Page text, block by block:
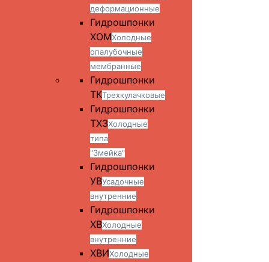
деформационные
Гидрошпонки
ХОМХолодные
опалубочные
мембранные
Гидрошпонки
ТКТрехкулачковые
Гидрошпонки
ТХЗХолодные
типа
"Змейка"
Гидрошпонки
УВУсадочные
внутренние
Гидрошпонки
ХВХолодные
внутренние
ХВИХолодные